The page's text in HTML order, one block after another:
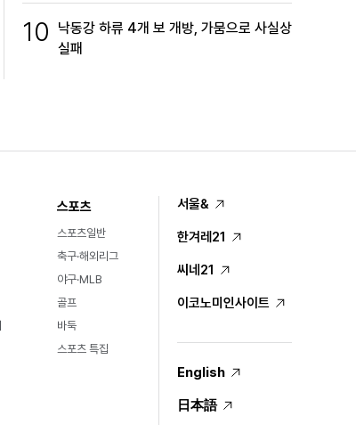
10
낙동강 하류 4개 보 개방, 가뭄으로 사실상
실패
스포츠
스포츠일반
축구·해외리그
야구·MLB
골프
바둑
스포츠 특집
서울&
한겨레21
씨네21
이코노미인사이트
English
日本語